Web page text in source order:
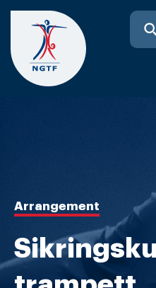
Skip
content
Arrangement